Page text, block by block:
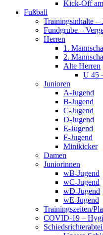
Kick-Off
Fußball
Trainingsinhalte –
Fundgrube –
Herren
1.
2.
Alte Herren
U 45
Junioren
A-Jugend
B-Jugend
C-Jugend
D-Jugend
E-Jugend
F-Jugend
Minikicker
Damen
Juniorinnen
wB-Jugend
wC-Jugend
wD-Jugend
wE-Jugend
Trainingszeiten/
COVID-19 –